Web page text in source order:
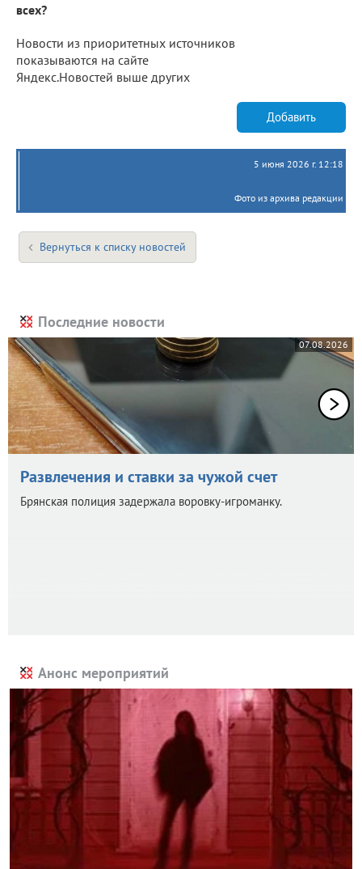
всех?
Новости из приоритетных источников
показываются на сайте
Яндекс.Новостей выше других
Добавить
5 июня 2026 г. 12:18
Фото из архива редакции
Вернуться к списку новостей
Последние новости
07.08.2026
Развлечения и ставки за чужой счет
Брянская полиция задержала воровку-игроманку.
Анонс мероприятий